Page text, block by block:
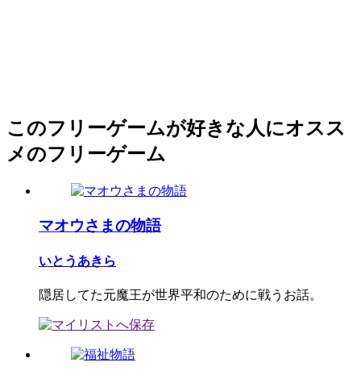
このフリーゲームが好きな人にオスス
メのフリーゲーム
マオウさまの物語
いとうあきら
隠居してた元魔王が世界平和のために戦うお話。